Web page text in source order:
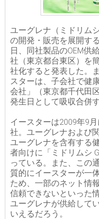
ユーグレナ（ミドリム
の開発・販売を展開す
日、同社製品のOEM供
社（東京都台東区）を
社化すると発表した。
スターは、子会社で健
会社」（東京都千代田
発生日として吸収合併
イースターは2009年9
社。ユーグレナおよび
ユーグレナを含有する
者向けに「ミドリムシ
っている。また、この
質的にイースターが一
ため、一部のネット情
信頼できないといった
ユーグレナが供給して
いえるだろう。